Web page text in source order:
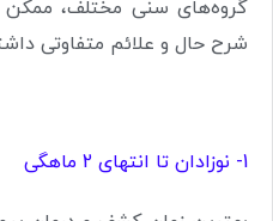
گروه‌های سنی مختلف، ممکن
شرح حال و علائم متفاوتی
1- نوزادان تا انتهای 2 ماهگی